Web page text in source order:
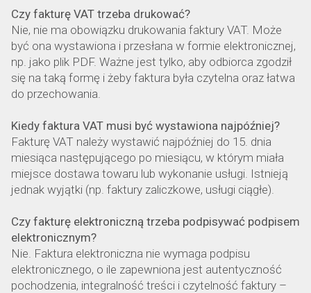
Czy fakturę VAT trzeba drukować?
Nie, nie ma obowiązku drukowania faktury VAT. Może
być ona wystawiona i przesłana w formie elektronicznej,
np. jako plik PDF. Ważne jest tylko, aby odbiorca zgodził
się na taką formę i żeby faktura była czytelna oraz łatwa
do przechowania.
Kiedy faktura VAT musi być wystawiona najpóźniej?
Fakturę VAT należy wystawić najpóźniej do 15. dnia
miesiąca następującego po miesiącu, w którym miała
miejsce dostawa towaru lub wykonanie usługi. Istnieją
jednak wyjątki (np. faktury zaliczkowe, usługi ciągłe).
Czy fakturę elektroniczną trzeba podpisywać podpisem
elektronicznym?
Nie. Faktura elektroniczna nie wymaga podpisu
elektronicznego, o ile zapewniona jest autentyczność
pochodzenia, integralność treści i czytelność faktury –